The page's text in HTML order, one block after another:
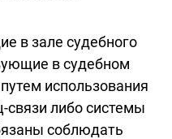
в зале судебного
в судебном
использования
связи либо системы
соблюдать